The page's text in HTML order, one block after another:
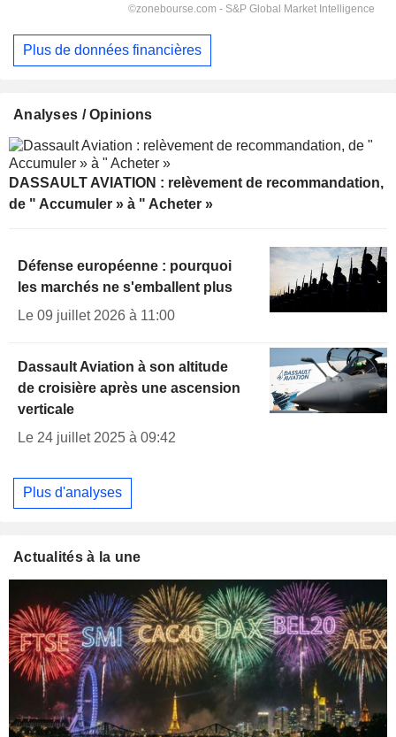
Plus de données financières
Analyses / Opinions
DASSAULT AVIATION : relèvement de recommandation,
de " Accumuler » à " Acheter »
Défense européenne : pourquoi
les marchés ne s'emballent plus
Le 09 juillet 2026 à 11:00
Dassault Aviation à son altitude
de croisière après une ascension
verticale
Le 24 juillet 2025 à 09:42
Plus d'analyses
Actualités à la une